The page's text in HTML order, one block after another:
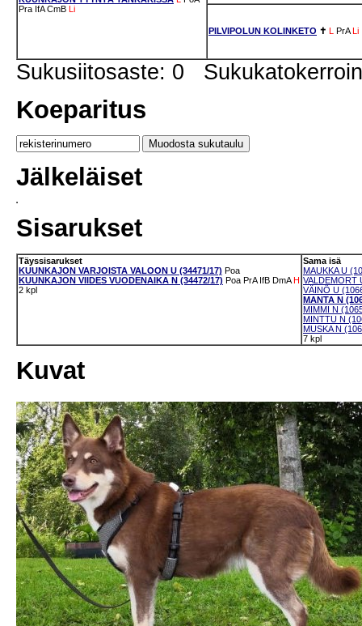
Pra IfA CmB Li
PILVIPOLUN KOLINKETO ✝ L PrA Li
Sukusiitosaste: 0
Koeparitus
Jälkeläiset
Sisarukset
Täyssisarukset
KUUNKAJON VARJOISTA VALOON U (34471/17) Poa
KUUNKAJON VIIDES VUODENAIKA N (34472/17) Poa PrA IfB DmA H
2 kpl
Sama isä
MAUKKA U
VALDEMORT
VÄINÖ U
MANTA N
MIMMI N
MINTTU N
MUSKA N
7 kpl
Kuvat